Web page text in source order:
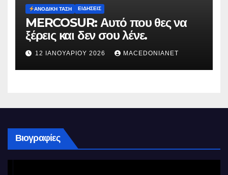
ΑΝΟΔΙΚΉ ΤΆΣΗ ΕΙΔΉΣΕΙΣ
MERCOSUR: Αυτό που θες να
ξέρεις και δεν σου λένε.
12 ΙΑΝΟΥΑΡΊΟΥ 2026 MACEDONIANET
Βιογραφίες